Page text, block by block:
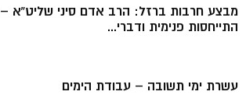
מבצע חרבות ברזל: הרב אדם סיני שליט”א –
התייחסות פנימית ודברי...
עשרת ימי תשובה – עבודת הימים